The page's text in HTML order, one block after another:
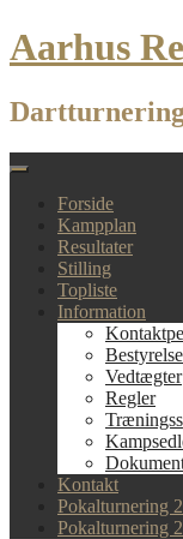
Skip
to
Aarhus
Forside
Kampplan
Resultater
Stilling
Topliste
Information
Vedtægter
Regler
Kontakt
Pokalturnering
Pokalturnering